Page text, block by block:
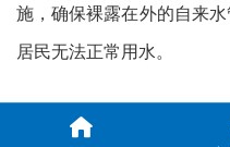
施，确保裸露在外的自来
居民无法正常用水。